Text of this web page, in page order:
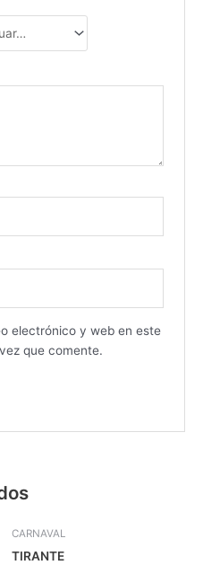
electrónico y web en este
que comente.
CARNAVAL
TIRANTE